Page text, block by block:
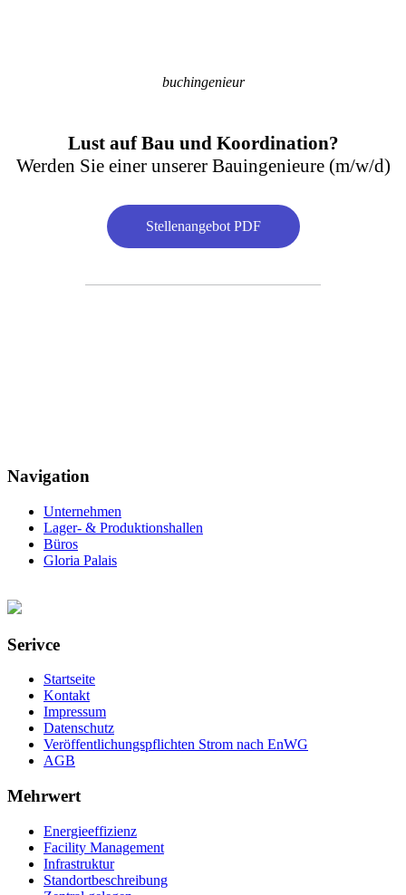
buchingenieur
Lust auf Bau und Koordination?
Werden Sie einer unserer Bauingenieure (m/w/d)
Stellenangebot PDF
Navigation
Unternehmen
Lager- & Produktionshallen
Büros
Gloria Palais
Serivce
Startseite
Kontakt
Impressum
Datenschutz
Veröffentlichungspflichten Strom nach EnWG
AGB
Mehrwert
Energieeffizienz
Facility Management
Infrastruktur
Standortbeschreibung